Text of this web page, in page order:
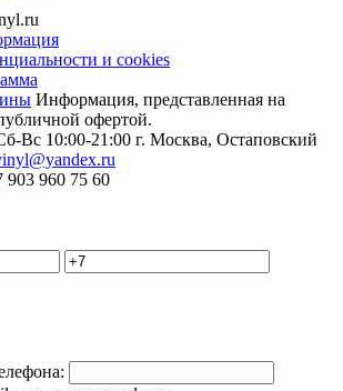
и cookies
Информация, представленная на
офертой.
Вс 10:00-21:00 г. Москва, Остаповский
903 960 75 60